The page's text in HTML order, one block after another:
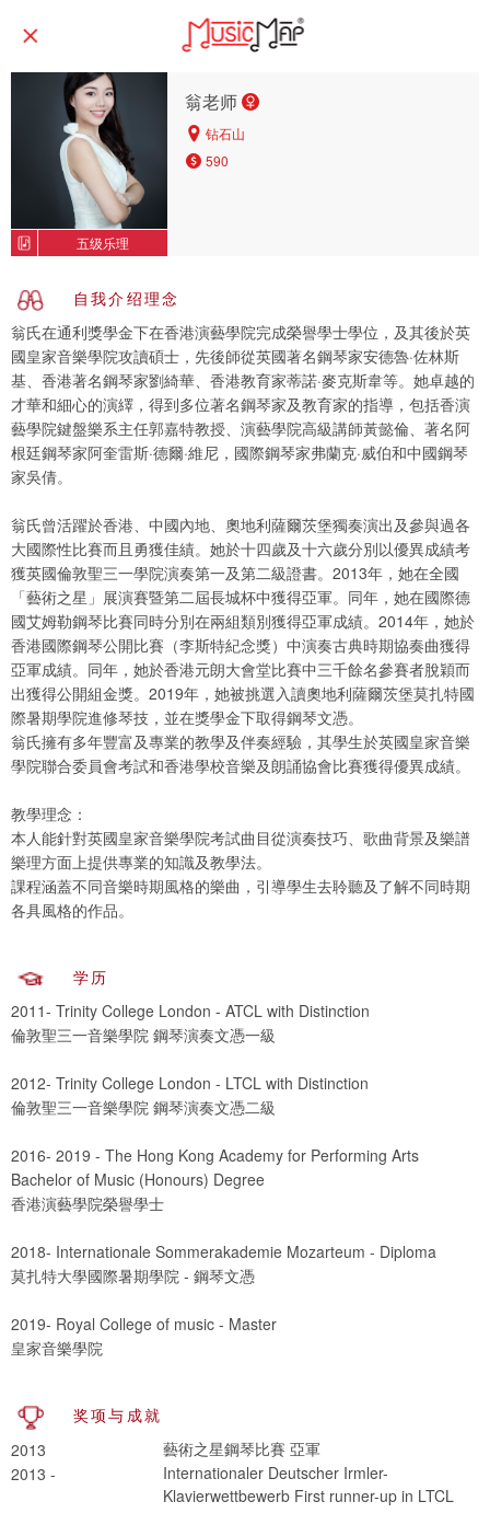
五级乐理
翁老师
钻石山
590
自我介绍理念
翁氏在通利獎學金下在香港演藝學院完成榮譽學士學位，及其後於英
國皇家音樂學院攻讀碩士，先後師從英國著名鋼琴家安德魯·佐林斯
基、香港著名鋼琴家劉綺華、香港教育家蒂諾·麥克斯韋等。她卓越的
才華和細心的演繹，得到多位著名鋼琴家及教育家的指導，包括香演
藝學院鍵盤樂系主任郭嘉特教授、演藝學院高級講師黃懿倫、著名阿
根廷鋼琴家阿奎雷斯·德爾·維尼，國際鋼琴家弗蘭克·威伯和中國鋼琴
家吳倩。
翁氏曾活躍於香港、中國內地、奧地利薩爾茨堡獨奏演出及參與過各
大國際性比賽而且勇獲佳績。她於十四歲及十六歲分別以優異成績考
獲英國倫敦聖三一學院演奏第一及第二級證書。2013年，她在全國
「藝術之星」展演賽暨第二屆長城杯中獲得亞軍。同年，她在國際德
國艾姆勒鋼琴比賽同時分別在兩組類別獲得亞軍成績。2014年，她於
香港國際鋼琴公開比賽（李斯特紀念獎）中演奏古典時期協奏曲獲得
亞軍成績。同年，她於香港元朗大會堂比賽中三千餘名參賽者脫穎而
出獲得公開組金獎。2019年，她被挑選入讀奧地利薩爾茨堡莫扎特國
際暑期學院進修琴技，並在獎學金下取得鋼琴文憑。
翁氏擁有多年豐富及專業的教學及伴奏經驗，其學生於英國皇家音樂
學院聯合委員會考試和香港學校音樂及朗誦協會比賽獲得優異成績。
教學理念：
本人能針對英國皇家音樂學院考試曲目從演奏技巧、歌曲背景及樂譜
樂理方面上提供專業的知識及教學法。
課程涵蓋不同音樂時期風格的樂曲，引導學生去聆聽及了解不同時期
各具風格的作品。
学历
2011- Trinity College London - ATCL with Distinction
倫敦聖三一音樂學院 鋼琴演奏文憑一級
2012- Trinity College London - LTCL with Distinction
倫敦聖三一音樂學院 鋼琴演奏文憑二級
2016- 2019 - The Hong Kong Academy for Performing Arts
Bachelor of Music (Honours) Degree
香港演藝學院榮譽學士
2018- Internationale Sommerakademie Mozarteum - Diploma
莫扎特大學國際暑期學院 - 鋼琴文憑
2019- Royal College of music - Master
皇家音樂學院
奖项与成就
2013
藝術之星鋼琴比賽 亞軍
2013 -
Internationaler Deutscher Irmler-
Klavierwettbewerb First runner-up in LTCL